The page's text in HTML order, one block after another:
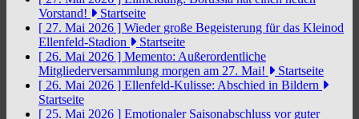
Vorstand!
Startseite
[ 27. Mai 2026 ] Wieder große Begeisterung für das Kleinod
Ellenfeld-Stadion
Startseite
[ 26. Mai 2026 ] Memento: Außerordentliche
Mitgliederversammlung morgen am 27. Mai!
Startseite
[ 26. Mai 2026 ] Ellenfeld-Kulisse: Abschied in Bildern
Startseite
[ 25. Mai 2026 ] Emotionaler Saisonabschluss vor guter